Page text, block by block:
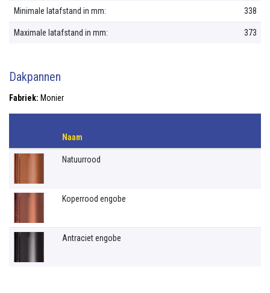
Minimale latafstand in mm: 338
Maximale latafstand in mm: 373
Dakpannen
Fabriek: Monier
Naam
Natuurrood
Koperrood engobe
Antraciet engobe